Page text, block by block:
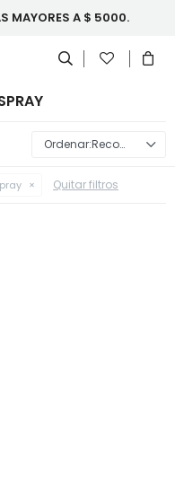
MAYORES A $ 5000.
Recomendados
Quitar filtros